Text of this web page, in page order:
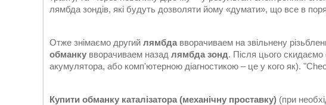
лямбда зондів, які будуть дозволяти йому «думати», що все в
Отже знімаємо другий лямбда вворачиваем на звільнену
обманку вворачиваем назад лямбда зонд. Після цього
акумулятора, або комп'ютерною діагностикою – це у кого як).
Купити обманку каталізатора (механічну проставку) (при